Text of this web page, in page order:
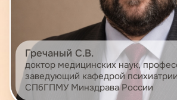
Гречаный С.В.
доктор медицинских наук,
заведующий кафедрой
СПбГПМУ Минздрава России